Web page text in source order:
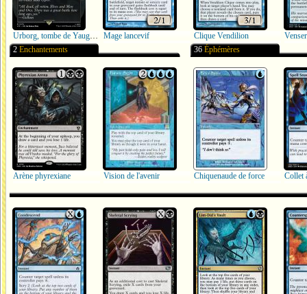
Urborg, tombe de Yaugzebul Mage lancevif Clique Vendilion
2 Enchantements
Arène phyrexiane Vision de l'avenir
36 Éphémères
Chiquenaude de force Collet